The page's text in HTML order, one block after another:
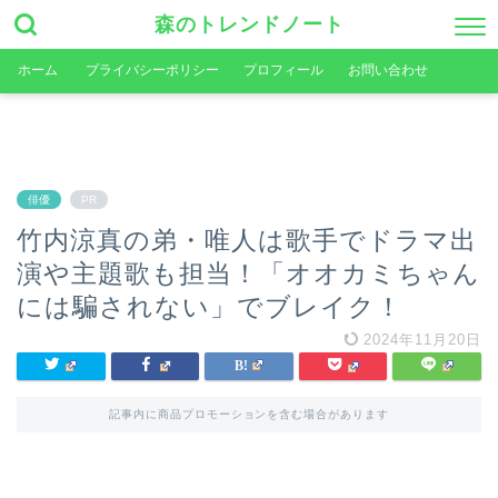
森のトレンドノート
ホーム プライバシーポリシー プロフィール お問い合わせ
俳優 PR
竹内涼真の弟・唯人は歌手でドラマ出
演や主題歌も担当！「オオカミちゃん
には騙されない」でブレイク！
2024年11月20日
記事内に商品プロモーションを含む場合があります